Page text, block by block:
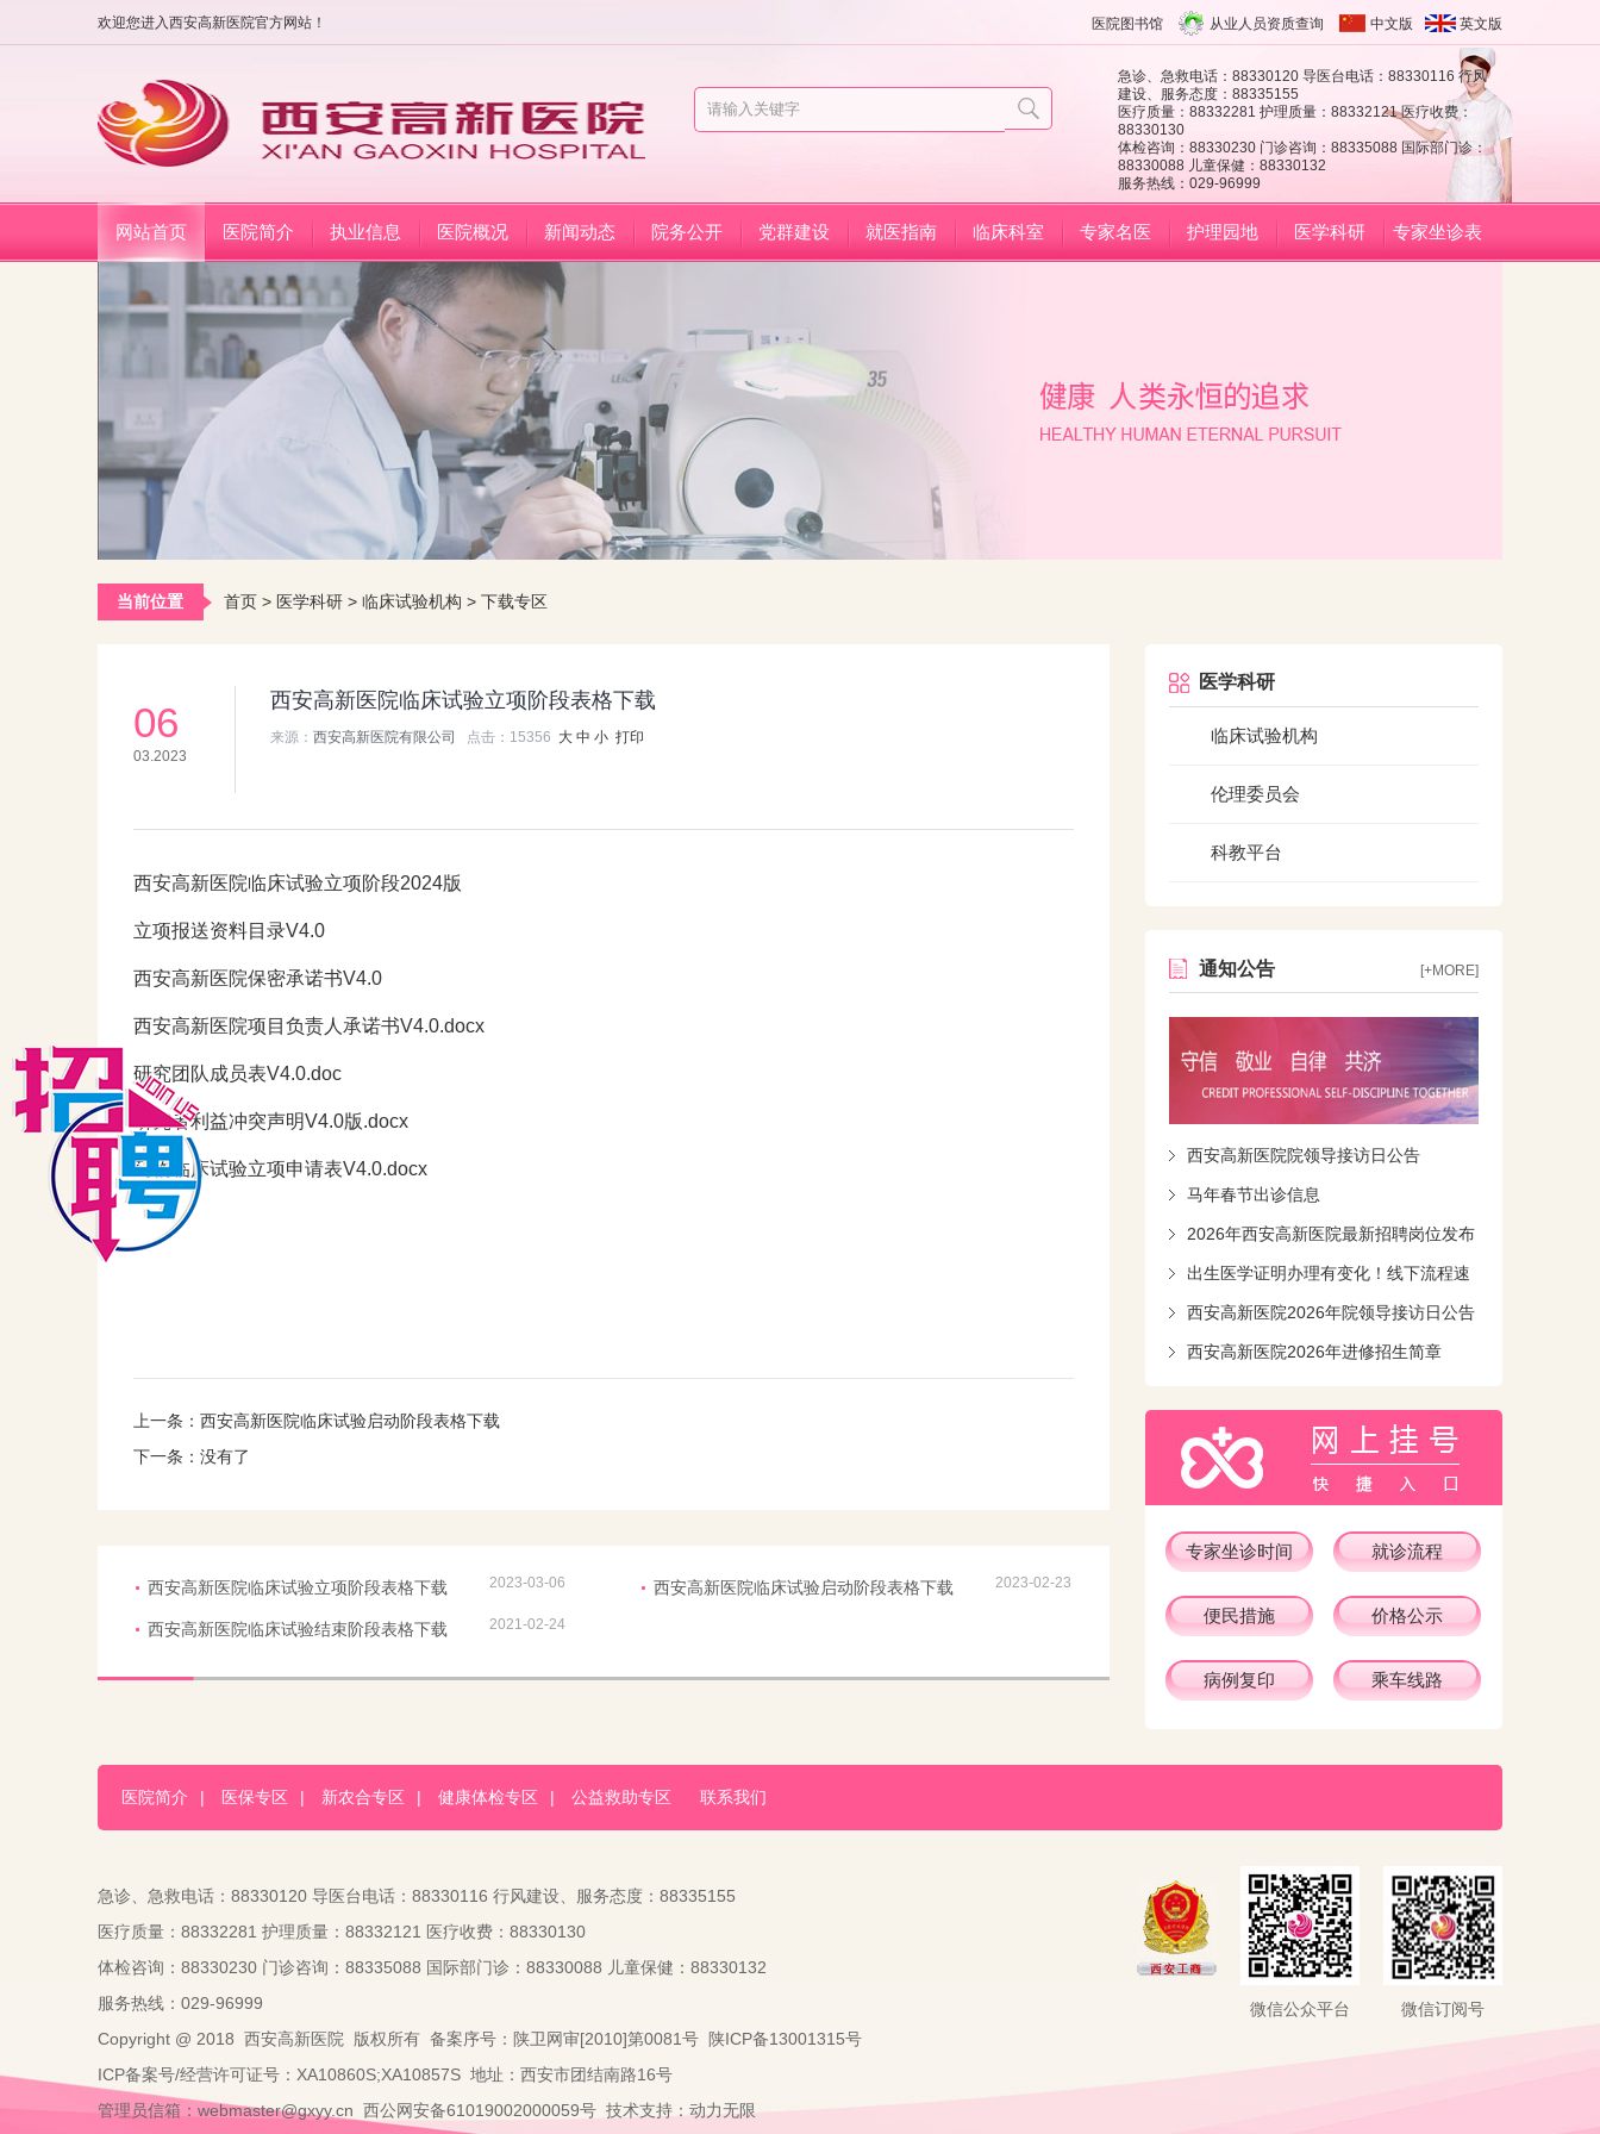
欢迎您进入西安高新医院官方网站！ 医院图书馆 从业人员资质查询 中文版 英文版
急诊、急救电话：88330120 导医台电话：88330116 行风
建设、服务态度：88335155
医疗质量：88332281 护理质量：88332121 医疗收费：
88330130
体检咨询：88330230 门诊咨询：88335088 国际部门诊：
88330088 儿童保健：88330132
服务热线：029-96999
网站首页 医院简介 执业信息 医院概况 新闻动态 院务公开 党群建设 就医指南 临床科室 专家名医 护理园地 医学科研 专家坐诊表
当前位置 首页 > 医学科研 > 临床试验机构 > 下载专区
医学科研
临床试验机构
伦理委员会
科教平台
通知公告 [+MORE]
西安高新医院院领导接访日公告
马年春节出诊信息
2026年西安高新医院最新招聘岗位发布
出生医学证明办理有变化！线下流程速
知！
西安高新医院2026年院领导接访日公告
西安高新医院2026年进修招生简章
专家坐诊时间 就诊流程
便民措施 价格公示
病例复印 乘车线路
06
03.2023
西安高新医院临床试验立项阶段表格下载
来源： 西安高新医院有限公司 点击： 15356 大 中 小 打印
西安高新医院临床试验立项阶段2024版
立项报送资料目录V4.0
西安高新医院保密承诺书V4.0
西安高新医院项目负责人承诺书V4.0.docx
研究团队成员表V4.0.doc
研究者利益冲突声明V4.0版.docx
药物临床试验立项申请表V4.0.docx
上一条： 西安高新医院临床试验启动阶段表格下载
下一条：没有了
西安高新医院临床试验立项阶段表格下载 2023-03-06 西安高新医院临床试验启动阶段表格下载 2023-02-23
西安高新医院临床试验结束阶段表格下载 2021-02-24
医院简介 | 医保专区 | 新农合专区 | 健康体检专区 | 公益救助专区 联系我们
急诊、急救电话：88330120 导医台电话：88330116 行风建设、服务态度：88335155
医疗质量：88332281 护理质量：88332121 医疗收费：88330130
体检咨询：88330230 门诊咨询：88335088 国际部门诊：88330088 儿童保健：88330132
服务热线：029-96999
Copyright @ 2018 西安高新医院 版权所有 备案序号：陕卫网审[2010]第0081号
陕ICP备13001315号
ICP备案号/经营许可证号：XA10860S;XA10857S 地址：西安市团结南路16号
管理员信箱：webmaster@gxyy.cn 西公网安备61019002000059号 技术支持： 动力无限
微信公众平台 微信订阅号